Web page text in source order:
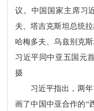
议。中国国家主席习
夫、塔吉克斯坦总统
哈梅多夫、乌兹别克
习近平同中亚五国元
摄
习近平指出，两
画了中国中亚合作的“